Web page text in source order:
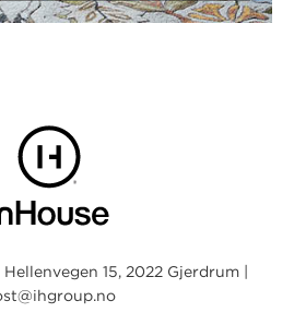
15, 2022 Gjerdrum |